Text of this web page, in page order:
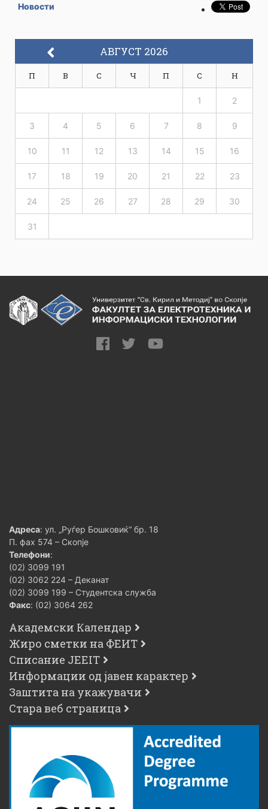
Новости
АВГУСТ 2026
П В С Ч П С Н
1 2
3 4 5 6 7 8 9
10 11 12 13 14 15 16
17 18 19 20 21 22 23
24 25 26 27 28 29 30
31
Адреса: ул. „Руѓер Бошковиќ“ бр. 18
П. фах 574 – Скопје
Телефони:
(02) 3099 191
(02) 3062 224 – Деканат
(02) 3099 199 – Студентска служба
Факс: (02) 3064 262
Академски Календар
Жиро сметки на ФЕИТ
Списание JEEIT
Информации од јавен карактер
Заштита на укажувачи
Стара веб страница